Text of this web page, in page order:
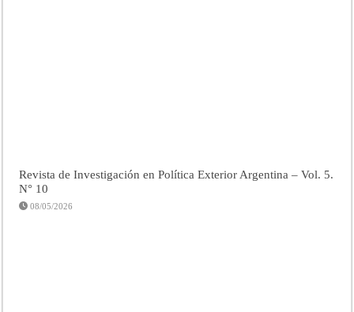
Revista de Investigación en Política Exterior Argentina – Vol. 5.
N° 10
08/05/2026